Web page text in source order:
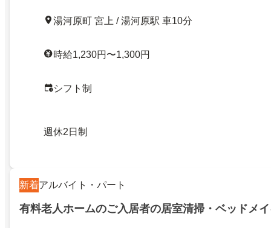
湯河原町 宮上 / 湯河原駅 車10分
時給1,230円〜1,300円
シフト制
週休2日制
新着アルバイト・パート
有料老人ホームのご入居者の居室清掃・ベッドメ